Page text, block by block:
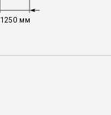
1250 мм